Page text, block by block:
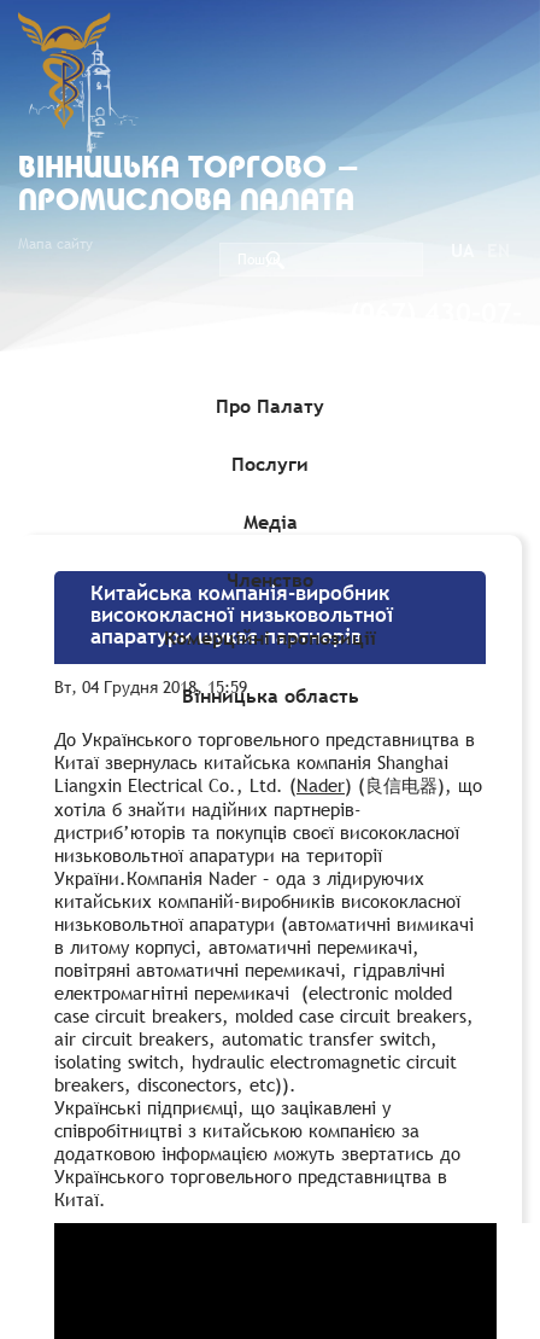
ВIННИЦЬКА ТОРГОВО -
ПРОМИСЛОВА ПАЛАТА
Мапа сайту
Про Палату
Послуги
Медіа
Членство
Комерційні пропозиції
Вінницька область
Комерційні пропозиції»Китайська компанія-
Китайська компанія-виробник
висококласної низьковольтної
апаратури шукає партнерів
Вт, 04 Грудня 2018, 15:59
До Українського торговельного представництва в
Китаї звернулась китайська компанія Shanghai
Liangxin Electrical Co., Ltd. (Nader) (良信电器), що
хотіла б знайти надійних партнерів-
дистриб’юторів та покупців своєї висококласної
низьковольтної апаратури на території
України.Компанія Nader – ода з лідируючих
китайських компаній-виробників висококласної
низьковольтної апаратури (автоматичні вимикачі
в литому корпусі, автоматичні перемикачі,
повітряні автоматичні перемикачі, гідравлічні
електромагнітні перемикачі (electronic molded
case circuit breakers, molded case circuit breakers,
air circuit breakers, automatic transfer switch,
isolating switch, hydraulic electromagnetic circuit
breakers, disconectors, etc)).
Українські підприємці, що зацікавлені у
співробітництві з китайською компанією за
додатковою інформацією можуть звертатись до
Українського торговельного представництва в
Китаї.